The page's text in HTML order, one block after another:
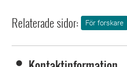
Relaterade sidor: För forskare